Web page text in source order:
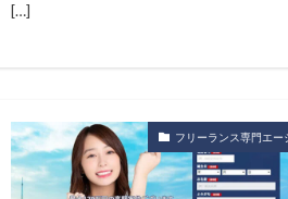
[…]
フリーランス専門エー